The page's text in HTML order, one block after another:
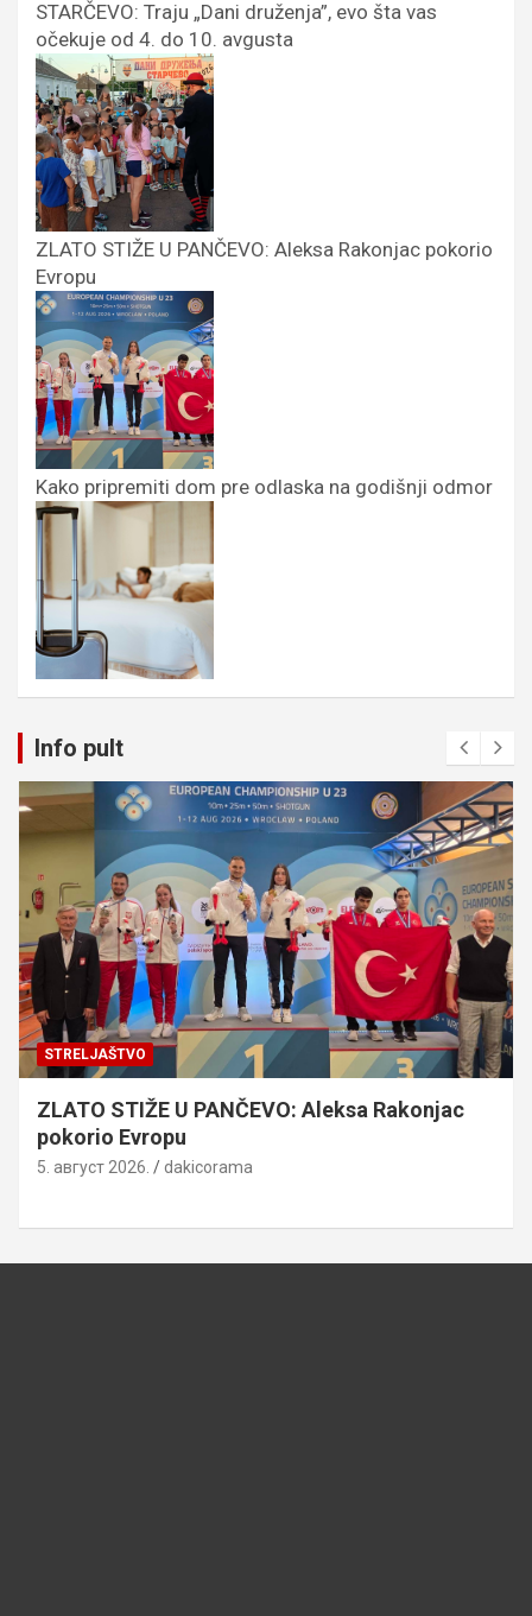
STARČEVO: Traju „Dani druženja”, evo šta vas
očekuje od 4. do 10. avgusta
ZLATO STIŽE U PANČEVO: Aleksa Rakonjac pokorio
Evropu
Kako pripremiti dom pre odlaska na godišnji odmor
Info pult
STRELJAŠTVO
ZLATO STIŽE U PANČEVO: Aleksa Rakonjac
pokorio Evropu
5. август 2026. dakicorama